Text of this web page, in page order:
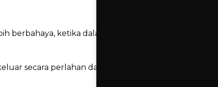
berbahaya, ketika dalam kecepatan tinggi
secara perlahan dan ban tidak